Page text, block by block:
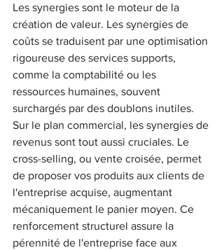
Les synergies sont le moteur de la
création de valeur. Les synergies de
coûts se traduisent par une optimisation
rigoureuse des services supports,
comme la comptabilité ou les
ressources humaines, souvent
surchargés par des doublons inutiles.
Sur le plan commercial, les synergies de
revenus sont tout aussi cruciales. Le
cross-selling, ou vente croisée, permet
de proposer vos produits aux clients de
l'entreprise acquise, augmentant
mécaniquement le panier moyen. Ce
renforcement structurel assure la
pérennité de l'entreprise face aux